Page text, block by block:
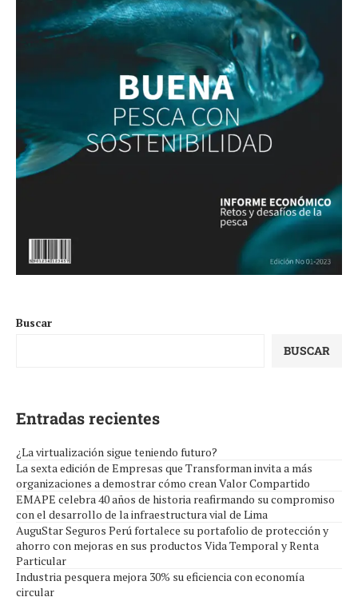
Buscar
BUSCAR
Entradas recientes
¿La virtualización sigue teniendo futuro?
La sexta edición de Empresas que Transforman invita a más
organizaciones a demostrar cómo crean Valor Compartido
EMAPE celebra 40 años de historia reafirmando su compromiso
con el desarrollo de la infraestructura vial de Lima
AuguStar Seguros Perú fortalece su portafolio de protección y
ahorro con mejoras en sus productos Vida Temporal y Renta
Particular
Industria pesquera mejora 30% su eficiencia con economía
circular